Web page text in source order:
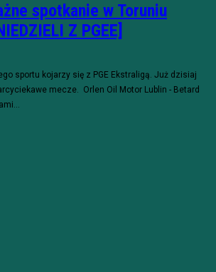
spotkanie w Toruniu
Z PGEE]
sportu kojarzy się z PGE Ekstraligą. Już dzisiaj
mecze. Orlen Oil Motor Lublin - Betard